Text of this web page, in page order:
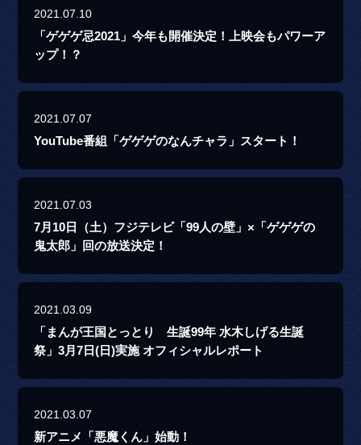
2021.07.10
「ゲゲゲ忌2021」今年も開催決定！上映会もパワーア
ップ！？
2021.07.07
YouTube番組「ゲゲゲのなんチャラ」スタート！
2021.07.03
7月10日（土）フジテレビ「99人の壁」×「ゲゲゲの
鬼太郎」回の放送決定！
2021.03.09
「まんが王国とっとり 生誕99年 水木しげる生誕
祭」3月7日(日)実施 オフィシャルレポート
2021.03.07
新アニメ「悪魔くん」始動！